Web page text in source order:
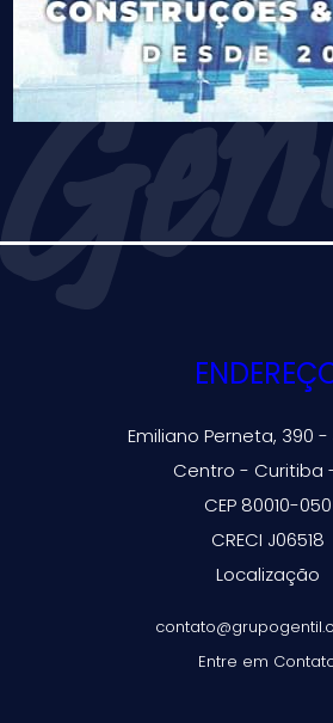
Emiliano Perneta, 390 -
Centro - Curitiba
CEP 80010-050
CRECI J06518
Localização
Entre em